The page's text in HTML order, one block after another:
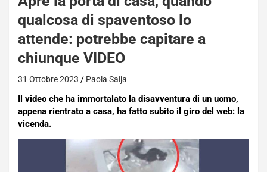
qualcosa di spaventoso lo
attende: potrebbe capitare a
chiunque VIDEO
31 Ottobre 2023 Paola Saija
Il video che ha immortalato la disavventura di un uomo,
appena rientrato a casa, ha fatto subito il giro del web: la
vicenda.